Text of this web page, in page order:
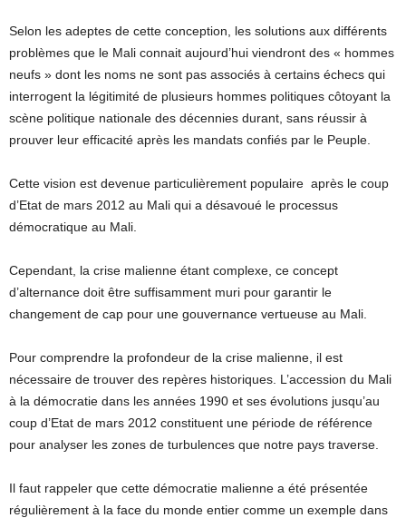
Selon les adeptes de cette conception, les solutions aux différents
problèmes que le Mali connait aujourd’hui viendront des « hommes
neufs » dont les noms ne sont pas associés à certains échecs qui
interrogent la légitimité de plusieurs hommes politiques côtoyant la
scène politique nationale des décennies durant, sans réussir à
prouver leur efficacité après les mandats confiés par le Peuple.
Cette vision est devenue particulièrement populaire après le coup
d’Etat de mars 2012 au Mali qui a désavoué le processus
démocratique au Mali.
Cependant, la crise malienne étant complexe, ce concept
d’alternance doit être suffisamment muri pour garantir le
changement de cap pour une gouvernance vertueuse au Mali.
Pour comprendre la profondeur de la crise malienne, il est
nécessaire de trouver des repères historiques. L’accession du Mali
à la démocratie dans les années 1990 et ses évolutions jusqu’au
coup d’Etat de mars 2012 constituent une période de référence
pour analyser les zones de turbulences que notre pays traverse.
Il faut rappeler que cette démocratie malienne a été présentée
régulièrement à la face du monde entier comme un exemple dans